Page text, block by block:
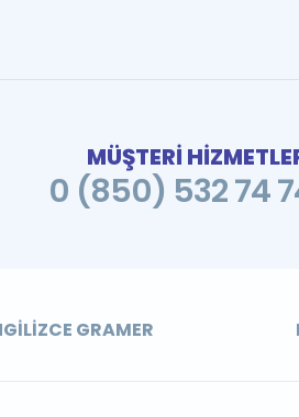
MÜŞTERİ
0 (850) 532 74
GRAMER